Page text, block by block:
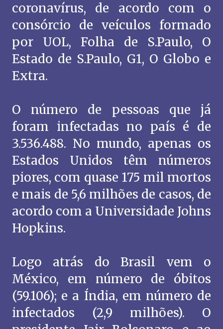
coronavírus, de acordo com o
consórcio de veículos formado
por UOL, Folha de S.Paulo, O
Estado de S.Paulo, G1, O Globo e
Extra.
O número de pessoas que já
foram infectadas no país é de
3.536.488. No mundo, apenas os
Estados Unidos têm números
piores, com quase 175 mil mortos
e mais de 5,6 milhões de casos, de
acordo com a Universidade Johns
Hopkins.
Logo atrás do Brasil vem o
México, em número de óbitos
(59.106); e a Índia, em número de
infectados (2,9 milhões). O